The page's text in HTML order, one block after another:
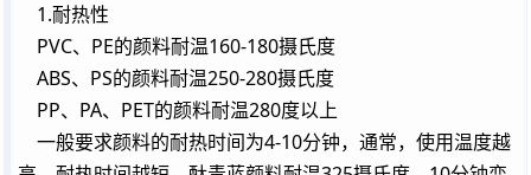
1.耐热性
PVC、PE的颜料耐温160-180摄氏度
ABS、PS的颜料耐温250-280摄氏度
PP、PA、PET的颜料耐温280度以上
一般要求颜料的耐热时间为4-10分钟，通常，使用温度越